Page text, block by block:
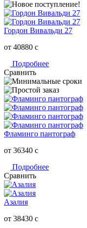
Гордон Вивальди 27
от 40880 c
Подробнее
Сравнить
Фламинго пантограф
от 36340 c
Подробнее
Сравнить
Азалия
от 38430 c